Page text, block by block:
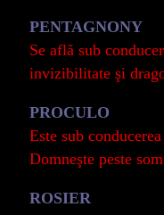
PENTAGNONY
Se află sub
invizibilitate şi
PROCULO
Este sub
Domneşte peste
ROSIER